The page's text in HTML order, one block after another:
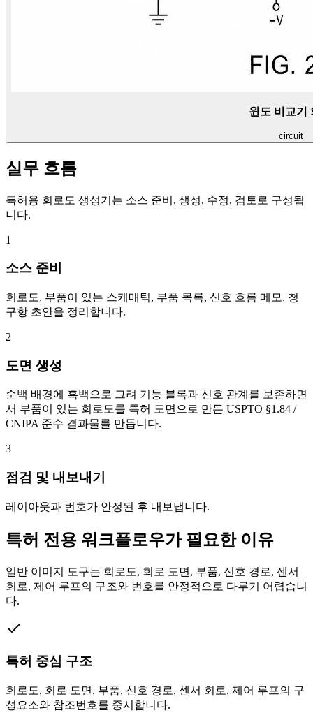
윈도 비교기
circuit
실무 흐름
특허용 회로도 생성기는 소스 준비, 생성, 수정, 검토로 구성됩
니다.
1
소스 준비
회로도, 부품이 있는 스케매틱, 부품 목록, 신호 흐름 메모, 청
구항 초안을 정리합니다.
2
도면 생성
순백 배경에 흑백으로 그려 기능 블록과 신호 관계를 보존하면
서 부품이 있는 회로도를 특허 도면으로 만든 USPTO §1.84 /
CNIPA 준수 결과물를 만듭니다.
3
점검 및 내보내기
레이아웃과 번호가 안정된 후 내보냅니다.
특허 전용 워크플로우가 필요한 이유
일반 이미지 도구는 회로도, 회로 도면, 부품, 신호 경로, 센서
회로, 제어 루프의 구조와 번호를 안정적으로 다루기 어렵습니
다.
특허 중심 구조
회로도, 회로 도면, 부품, 신호 경로, 센서 회로, 제어 루프의 구
성요소와 참조번호를 중시합니다.